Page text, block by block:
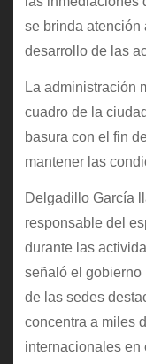
se brinda atención
desarrollo de las
La administración
cuadro de la
basura con el fin
mantener las
Delgadillo García
responsable del
durante las
señaló el gobierno
de las sedes
concentra a miles
internacionales en